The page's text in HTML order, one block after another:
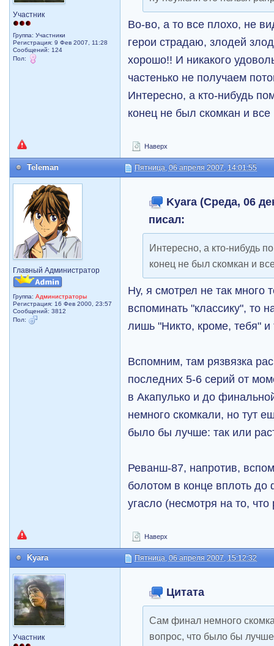
Участник
Группа: Участники
Регистрация: 9 Фев 2007, 11:28
Сообщений: 124
Пол:
Во-во, а то все плохо, не
герои страдаю, злодей
хорошо!! И никакого
частенько не получаем
Интересно, а кто-нибудь
конец не был скомкан и
Наверх
Teleman Пятница, 06 апреля 2007, 14:01:55
Главный Администратор
Группа:Администраторы
Регистрация: 16 Фев 2000, 23:57
Сообщений: 3812
Пол:
Kyara (Среда, 06
писал:
Интересно, а кто-нибудь
конец не был скомкан и
Ну, я смотрел не так много
вспоминать "классику", то
лишь "Никто, кроме, тебя" и
Вспомним, там рязвязка
последних 5-6 серий от
в Акапулько и до
немного скомкали, но тут
было бы лучше: так или
Реванш-87, напротив,
болотом в конце вплоть до
угасло (несмотря на то,
Наверх
Kyara Пятница, 06 апреля 2007, 15:12:32
Участник
Цитата
Сам финал немного
вопрос, что было бы